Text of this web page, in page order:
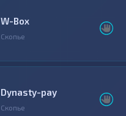
W-Box
Скопье
Dynasty-pay
Скопье